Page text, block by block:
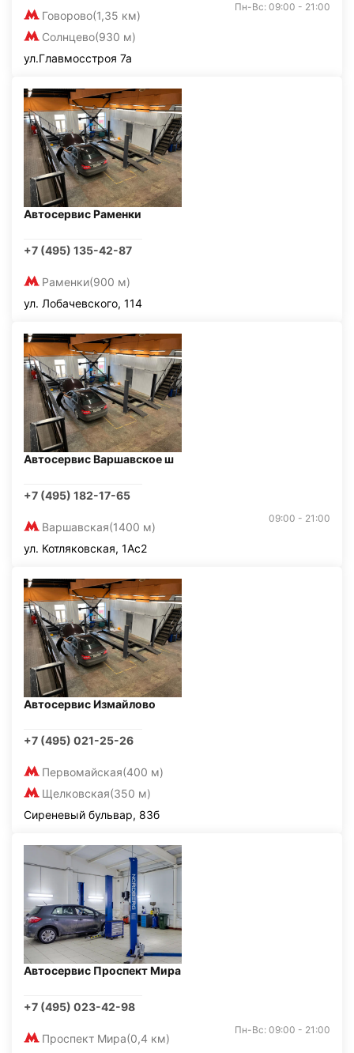
Говорово(1,35 км)
Солнцево(930 м)
Пн-Вс: 09:00 - 21:00
ул.Главмосстроя 7а
Автосервис Раменки
+7 (495) 135-42-87
Раменки(900 м)
ул. Лобачевского, 114
Автосервис Варшавское ш
+7 (495) 182-17-65
Варшавская(1400 м)
09:00 - 21:00
ул. Котляковская, 1Ас2
Автосервис Измайлово
+7 (495) 021-25-26
Первомайская(400 м)
Щелковская(350 м)
Сиреневый бульвар, 83б
Автосервис Проспект Мира
+7 (495) 023-42-98
Проспект Мира(0,4 км)
Пн-Вс: 09:00 - 21:00